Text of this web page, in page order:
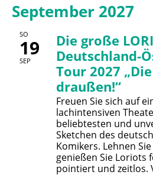
September 2027
SO
19
SEP
Die große
Deutschland-
Tour 2027
draußen!“
Freuen Sie sich auf
lachintensiven
beliebtesten und
Sketchen des
Komikers. Lehnen
genießen Sie Loriots
pointiert und zeitlos.